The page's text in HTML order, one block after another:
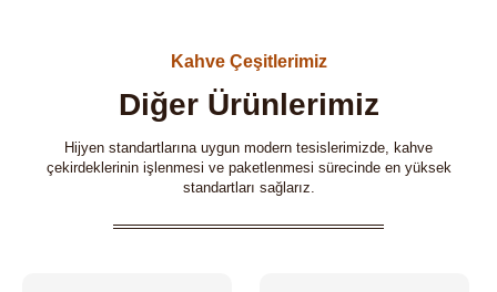
Kahve Çeşitlerimiz
Diğer Ürünlerimiz
Hijyen standartlarına uygun modern tesislerimizde, kahve
çekirdeklerinin işlenmesi ve paketlenmesi sürecinde en yüksek
standartları sağlarız.